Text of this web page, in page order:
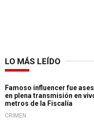
LO MÁS LEÍDO
Famoso influencer fue
en plena transmisión en
metros de la Fiscalía
CRIMEN